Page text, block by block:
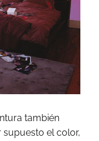
también
el color,